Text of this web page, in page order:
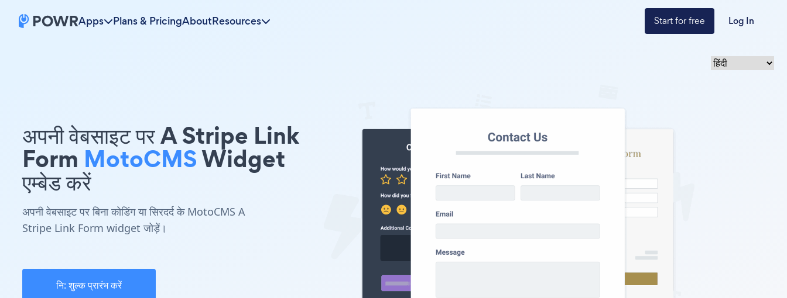
Apps Plans & PricingAboutResources Start for free Log In
अपनी वेबसाइट पर A Stripe Link
Form MotoCMSWidget
एम्बेड करें
अपनी वेबसाइट पर बिना कोडिंग या सिरदर्द के MotoCMS A
Stripe Link Form widget जोड़ें।
नि: शुल्क प्रारंभ करें